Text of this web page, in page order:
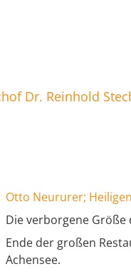
Dr. Reinhold
Otto Neururer;
Die verborgene Größe
Ende der großen
Achensee.